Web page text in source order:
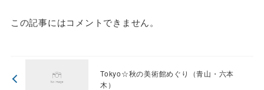
この記事にはコメントできません。
Tokyo☆秋の美術館めぐり（青山・六本
木）